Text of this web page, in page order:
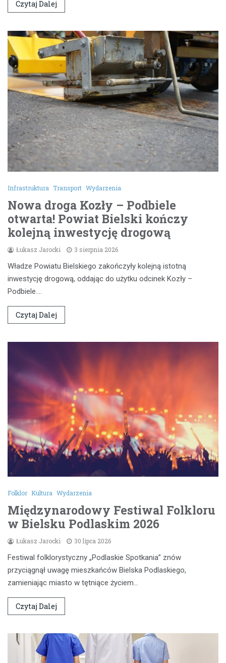
Czytaj Dalej
Infrastruktura Transport Wydarzenia
Nowa droga Kozły – Podbiele
otwarta! Powiat Bielski kończy
kolejną inwestycję drogową
Łukasz Jarocki 3 sierpnia 2026
Władze Powiatu Bielskiego zakończyły kolejną istotną
inwestycję drogową, oddając do użytku odcinek Kozły –
Podbiele.…
Czytaj Dalej
Folklor Kultura Wydarzenia
Międzynarodowy Festiwal Folkloru
w Bielsku Podlaskim 2026
Łukasz Jarocki 30 lipca 2026
Festiwal folklorystyczny „Podlaskie Spotkania” znów
przyciągnął uwagę mieszkańców Bielska Podlaskiego,
zamieniając miasto w tętniące życiem…
Czytaj Dalej